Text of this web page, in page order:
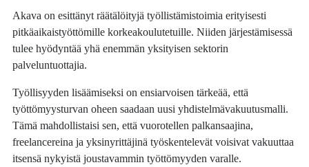
Akava on esittänyt räätälöityjä työllistämistoimia erityisesti
pitkäaikaistyöttömille korkeakoulutetuille. Niiden järjestämisessä
tulee hyödyntää yhä enemmän yksityisen sektorin
palveluntuottajia.
Työllisyyden lisäämiseksi on ensiarvoisen tärkeää, että
työttömyysturvan oheen saadaan uusi yhdistelmävakuutusmalli.
Tämä mahdollistaisi sen, että vuorotellen palkansaajina,
freelancereina ja yksinyrittäjinä työskentelevät voisivat vakuuttaa
itsensä nykyistä joustavammin työttömyyden varalle.